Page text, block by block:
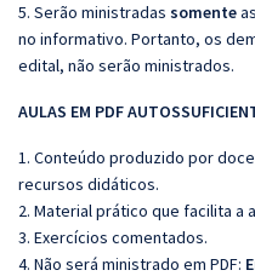
5. Serão ministradas somente
no informativo. Portanto, os
edital, não serão ministrados.
AULAS EM PDF
1. Conteúdo produzido por
recursos didáticos.
2. Material prático que facilita a
3. Exercícios comentados.
4. Não será ministrado em PDF: